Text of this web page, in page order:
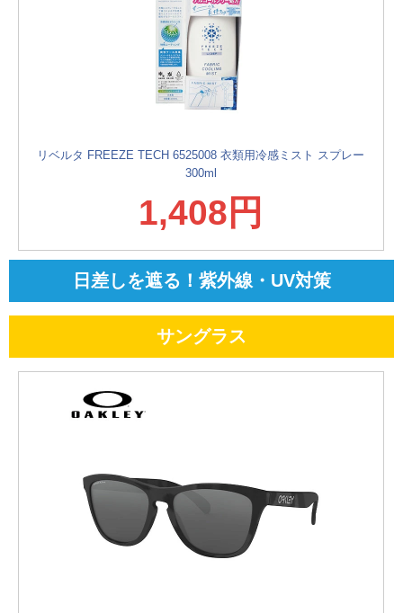
リベルタ FREEZE TECH 6525008 衣類用冷感ミスト スプレー
300ml
1,408円
日差しを遮る！紫外線・UV対策
サングラス